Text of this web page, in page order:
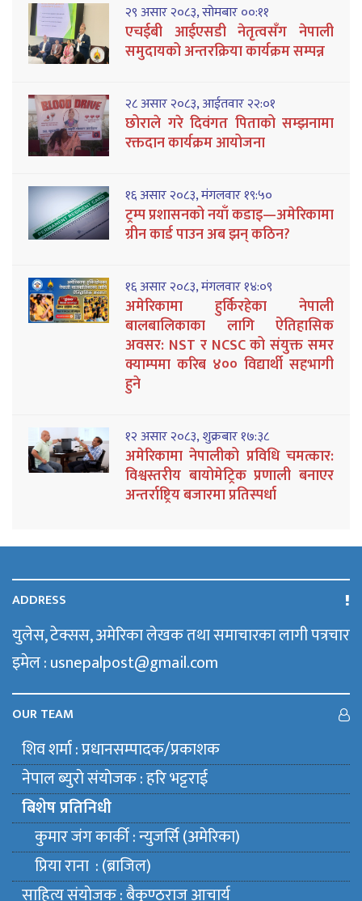
२९ असार २०८३, सोमबार ००:११
एचईबी आईएसडी नेतृत्वसँग नेपाली
समुदायको अन्तरक्रिया कार्यक्रम सम्पन्न
२८ असार २०८३, आईतवार २२:०१
छोराले गरे दिवंगत पिताको सम्झनामा
रक्तदान कार्यक्रम आयोजना
१६ असार २०८३, मंगलवार १९:५०
ट्रम्प प्रशासनको नयाँ कडाइ—अमेरिकामा
ग्रीन कार्ड पाउन अब झन् कठिन?
१६ असार २०८३, मंगलवार १४:०९
अमेरिकामा हुर्किरहेका नेपाली
बालबालिकाका लागि ऐतिहासिक
अवसर: NST र NCSC को संयुक्त समर
क्याम्पमा करिब ४०० विद्यार्थी सहभागी
हुने
१२ असार २०८३, शुक्रबार १७:३८
अमेरिकामा नेपालीको प्रविधि चमत्कार:
विश्वस्तरीय बायोमेट्रिक प्रणाली बनाएर
अन्तर्राष्ट्रिय बजारमा प्रतिस्पर्धा
ADDRESS
युलेस, टेक्सस, अमेरिका लेखक तथा समाचारका लागी पत्रचार
इमेल : usnepalpost@gmail.com
OUR TEAM
शिव शर्मा : प्रधानसम्पादक/प्रकाशक
नेपाल ब्युराे संयाेजक : हरि भट्टराई
बिशेष प्रतिनिधी
कुमार जंग कार्की : न्युजर्सि (अमेरिका)
प्रिया राना : (ब्राजिल)
साहित्य संयाेजक : बैकुण्ठराज आचार्य